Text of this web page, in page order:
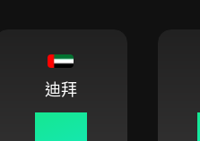
迪拜